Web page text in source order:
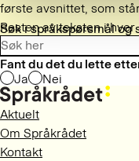
Søk i språkspørsmål og
første avsnittet, som
Resten av teksten i
og tålmodige.
Fant du det du lette
Ja
Nei
Aktuelt
Om Språkrådet
Kontakt